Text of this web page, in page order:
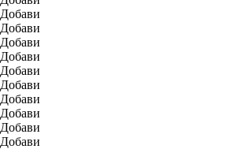
Добави
Добави
Добави
Добави
Добави
Добави
Добави
Добави
Добави
Добави